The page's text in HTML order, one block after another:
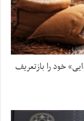
خود را بازتعریف